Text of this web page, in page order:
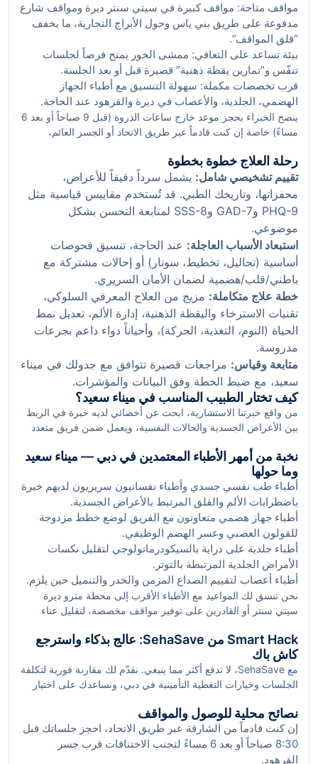
مواقف متاحة: مواقف كبيرة في سيتي سنتر ديرة ومواقف شارع
مدفوعة على طريق بني ياس وحول الأبراج التجارية، ما يخفف
“قلق المواقف”.
بيئة تساعد على التعافي: ممشى الخور يمنح فرصاً لجلسات
تنفّس و”تمارين يقظة ذهنية” قصيرة قبل أو بعد الجلسة.
قرب تخصصات مكملة: سهولة التنسيق مع أطباء الجهاز
الهضمي، الجلدية، والأعصاب في ديرة والقرهود عند الحاجة.
ينصح الخبراء بحجز موعد خارج ساعات الذروة (قبل 9 صباحاً أو بعد 6
مساءً) خاصة إن كنت قادماً عبر طريق الاتحاد أو الجسر العائم،
رحلة العلاج خطوة بخطوة
تقييم تشخيصي شامل: يشمل سرداً دقيقاً للأعراض،
محفزاتها، وتاريخك الطبي. قد تُستخدم مقاييس قياسية مثل
PHQ-9 وGAD-7 وSSS-8 لمتابعة التحسن بشكل
موضوعي.
استبعاد الأسباب العاجلة: عند الحاجة، تنسيق فحوصات
أساسية (تحاليل، تخطيط، سونار) أو إحالات مشتركة مع
باطني/قلب/هضمية لضمان الأمان السريري.
خطة علاج متكاملة: مزيج من العلاج المعرفي السلوكي،
تقنيات الاسترخاء واليقظة الذهنية، إدارة الألم، تعديل نمط
الحياة (النوم، التغذية، الحركة)، وأحياناً دواء داعم بجرعات
مدروسة.
متابعة وقياس: مراجعات قصيرة تتوافق مع جدولك في ميناء
سعيد، مع ضبط الخطة وفق البيانات والمؤشرات.
كيف تختار الطبيب المناسب في ميناء سعيد؟
من واقع خبرتنا الاستشارية، ابحث عن أخصائي لديه خبرة في الربط
بين الأعراض الجسدية والحالات النفسية، ويعمل ضمن فريق متعدد
أو الصداع المزمن)، وعن بروتوكول المتابعة ومؤشرات القياس.
ولتسهيل رحلتك، استعن بقائمة
دبي
المتعاونين مع SehaSave، حيث نُبرز الأطباء ذوي التقييمات
العالية وخبرة الطب النفسي الجسدي والتعامل مع الحالات المعقّدة.
نخبة من أمهر الأطباء المعتمدين في دبي — ميناء سعيد
وما حولها
أطباء طب نفسي جسدي وأطباء نفسانيون سريريون لديهم خبرة
باضطرابات الألم والقلق المرتبط بالأعراض الجسدية.
أطباء جهاز هضمي متعاونون مع الفريق لوضع خطط مزدوجة
للقولون العصبي وعسر الهضم الوظيفي.
أطباء جلدية على دراية بالسيكودرماتولوجي لتقليل نكسات
الأمراض الجلدية المرتبطة بالتوتر.
أطباء أعصاب لتقييم الصداع المزمن والخدر والتنميل حين يلزم.
نحن ننسق لك المواعيد مع الأطباء الأقرب إلى محطة مترو ديرة
سيتي سنتر أو القادرين على توفير مواقف مخصصة، لتقليل عناء
Smart Hack من SehaSave: عالج بذكاء واسترجع
كاش باك
مع SehaSave، لا تدفع أكثر مما ينبغي. نقدّم لك مقارنة فورية لتكلفة
الجلسات وخيارات التغطية التأمينية في دبي، ونساعدك على اختيار
باك على جلسات الطب النفسي الجسدي والمتابعة، مع تذكيرات ذكية
تُراعي حركة المرور في ميناء سعيد. بهذه الخطوة، تضمن شفافية
الرسوم، تحفظ خصوصيتك، وتبدأ العلاج دون تأخير.
نصائح محلية للوصول والمواقف
إن كنت قادماً من الشارقة عبر طريق الاتحاد، احجز جلساتك قبل
8:30 صباحاً أو بعد 6 مساءً لتجنب الاختناقات قرب جسر
القرهود.